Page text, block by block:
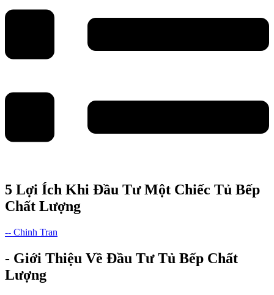
5 Lợi Ích Khi Đầu Tư Một Chiếc Tủ Bếp
Chất Lượng
-- Chinh Tran
- Giới Thiệu Về Đầu Tư Tủ Bếp Chất
Lượng